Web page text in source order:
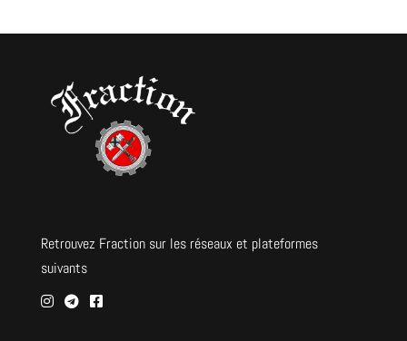
Retrouvez Fraction sur les réseaux et plateformes
suivants